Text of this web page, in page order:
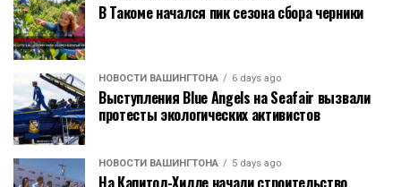
В Такоме начался пик сезона сбора черники
НОВОСТИ ВАШИНГТОНА 6 days ago
Выступления Blue Angels на Seafair вызвали
протесты экологических активистов
НОВОСТИ ВАШИНГТОНА 5 days ago
На Капитол-Хилле начали строительство